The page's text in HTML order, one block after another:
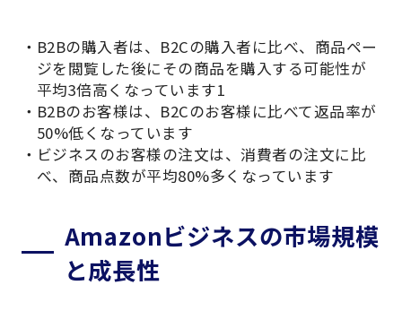
B2Bの購入者は、B2Cの購入者に比べ、商品ペー
ジを閲覧した後にその商品を購入する可能性が
平均3倍高くなっています1
B2Bのお客様は、B2Cのお客様に比べて返品率が
50%低くなっています
ビジネスのお客様の注文は、消費者の注文に比
べ、商品点数が平均80%多くなっています
Amazonビジネスの市場規模
と成長性